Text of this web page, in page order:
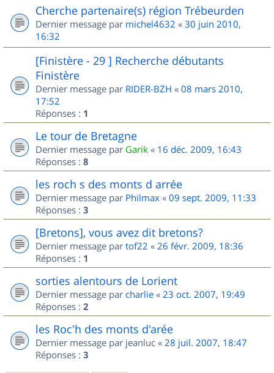
Cherche partenaire(s) région Trébeurden
Dernier message par michel4632 « 30 juin 2010,
16:32
[Finistère - 29 ] Recherche débutants
Finistère
Dernier message par RIDER-BZH « 08 mars 2010,
17:52
Réponses : 1
Le tour de Bretagne
Dernier message par Garik « 16 déc. 2009, 16:43
Réponses : 8
les roch s des monts d arrée
Dernier message par Philmax « 09 sept. 2009, 11:33
Réponses : 3
[Bretons], vous avez dit bretons?
Dernier message par tof22 « 26 févr. 2009, 18:36
Réponses : 1
sorties alentours de Lorient
Dernier message par charlie « 23 oct. 2007, 19:49
Réponses : 2
les Roc'h des monts d'arée
Dernier message par jeanluc « 28 juil. 2007, 18:47
Réponses : 3